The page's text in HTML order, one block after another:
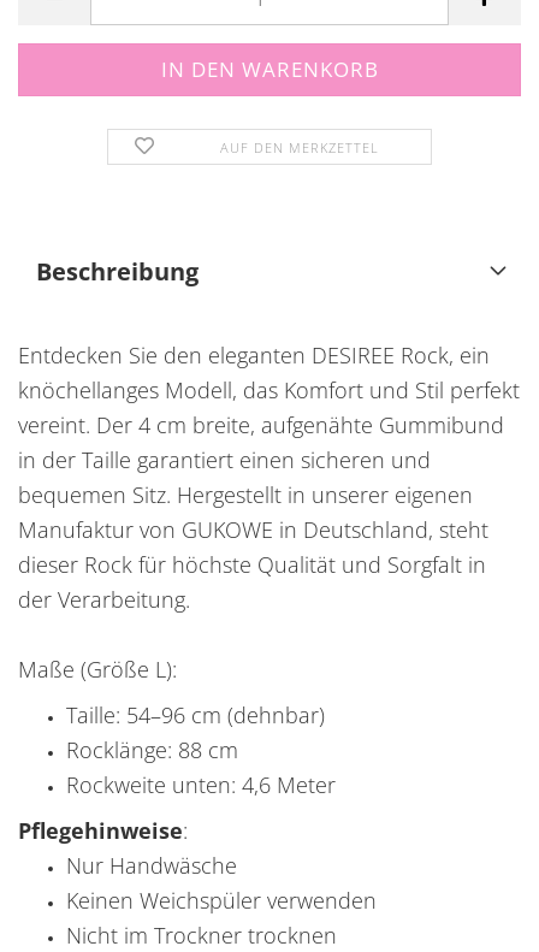
AUF DEN MERKZETTEL
Beschreibung
Entdecken Sie den eleganten DESIREE Rock, ein
knöchellanges Modell, das Komfort und Stil perfekt
vereint. Der 4 cm breite, aufgenähte Gummibund
in der Taille garantiert einen sicheren und
bequemen Sitz. Hergestellt in unserer eigenen
Manufaktur von GUKOWE in Deutschland, steht
dieser Rock für höchste Qualität und Sorgfalt in
der Verarbeitung.
Maße (Größe L):
Taille: 54–96 cm (dehnbar)
Rocklänge: 88 cm
Rockweite unten: 4,6 Meter
Pflegehinweise:
Nur Handwäsche
Keinen Weichspüler verwenden
Nicht im Trockner trocknen